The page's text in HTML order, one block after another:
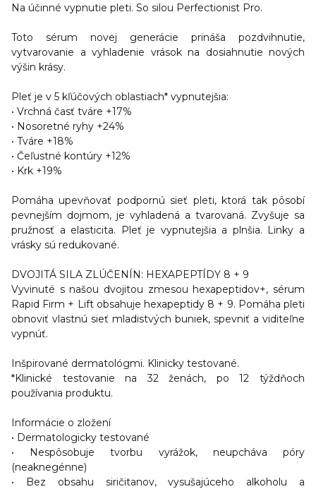
Na účinné vypnutie pleti. So silou Perfectionist Pro.
Toto sérum novej generácie prináša pozdvihnutie,
vytvarovanie a vyhladenie vrások na dosiahnutie nových
výšin krásy.
Pleť je v 5 kľúčových oblastiach* vypnutejšia:
• Vrchná časť tváre +17%
• Nosoretné ryhy +24%
• Tváre +18%
• Čeľustné kontúry +12%
• Krk +19%
Pomáha upevňovať podpornú sieť pleti, ktorá tak pôsobí
pevnejším dojmom, je vyhladená a tvarovaná. Zvyšuje sa
pružnosť a elasticita.
Pleť je vypnutejšia a plnšia. Linky a
vrásky sú redukované.
DVOJITÁ SILA ZLÚČENÍN: HEXAPEPTÍDY 8 + 9
Vyvinuté s našou dvojitou zmesou hexapeptidov+, sérum
Rapid Firm + Lift obsahuje hexapeptidy 8 + 9. Pomáha pleti
obnoviť vlastnú sieť mladistvých buniek, spevniť a viditeľne
vypnúť.
Inšpirované dermatológmi. Klinicky testované.
*Klinické testovanie na 32 ženách, po 12 týždňoch
používania produktu.
Informácie o zložení
• Dermatologicky testované
• Nespôsobuje tvorbu vyrážok, neupcháva póry
(neaknegénne)
• Bez obsahu siričitanov, vysušajúceho alkoholu a